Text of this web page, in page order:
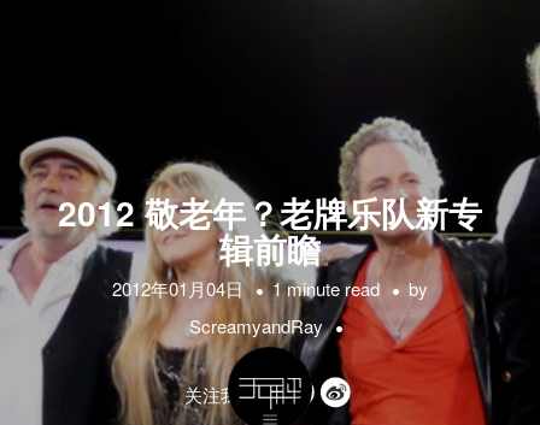
2012 敬老年？老牌乐队新专
辑前瞻
2012年01月04日 1 minute read
by
ScreamyandRay
关注我们的: